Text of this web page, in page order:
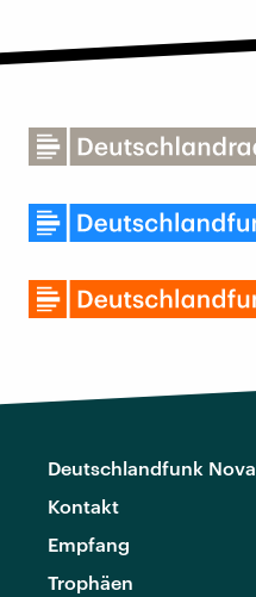
Deutschlandfunk Nova
Kontakt
Empfang
Trophäen